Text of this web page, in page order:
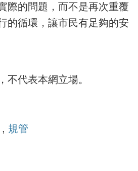
際的問題，而不是再次重覆
的循環，讓市民有足夠的安
不代表本網立場。
, 規管